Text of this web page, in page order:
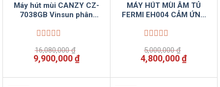
Máy hút mùi CANZY CZ-
7038GB Vinsun phân
xếp
hạng
5
16,080,000₫
Giá
gốc
là:
9,900,000₫Giá
hiện
tại
MÁY HÚT MÙI ÂM TỦ
FERMI EH004 CẢM ỨNG
xếp
hạng
5
5,000,000₫
Giá
gốc
là:
4,800,000₫Giá
hiện
tại